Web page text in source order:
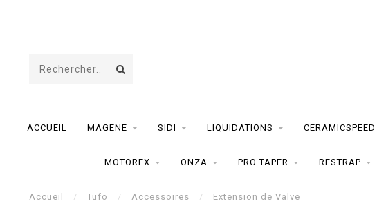
ACCUEIL MAGENE SIDI LIQUIDATIONS CERAMICSPEED
MOTOREX ONZA PRO TAPER RESTRAP
Accueil / Tufo / Accessoires / Extension de Valve